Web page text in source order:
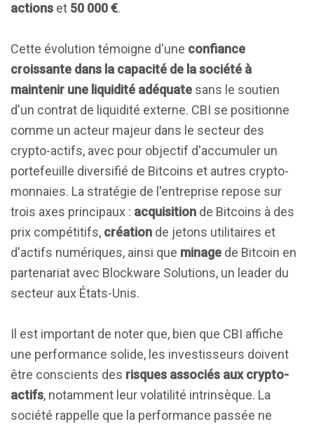
actions et 50 000 €.
Cette évolution témoigne d'une confiance
croissante dans la capacité de la société à
maintenir une liquidité adéquate sans le soutien
d'un contrat de liquidité externe. CBI se positionne
comme un acteur majeur dans le secteur des
crypto-actifs, avec pour objectif d'accumuler un
portefeuille diversifié de Bitcoins et autres crypto-
monnaies. La stratégie de l'entreprise repose sur
trois axes principaux : acquisition de Bitcoins à des
prix compétitifs, création de jetons utilitaires et
d'actifs numériques, ainsi que minage de Bitcoin en
partenariat avec Blockware Solutions, un leader du
secteur aux États-Unis.
Il est important de noter que, bien que CBI affiche
une performance solide, les investisseurs doivent
être conscients des risques associés aux crypto-
actifs, notamment leur volatilité intrinsèque. La
société rappelle que la performance passée ne